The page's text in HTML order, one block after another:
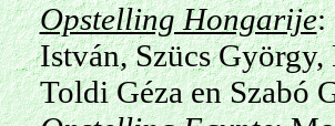
Opstelling Hongarije:
István, SzücsGyörgy,
Toldi Géza en Szabó